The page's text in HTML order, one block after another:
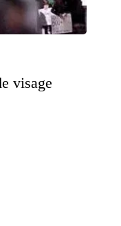
visage